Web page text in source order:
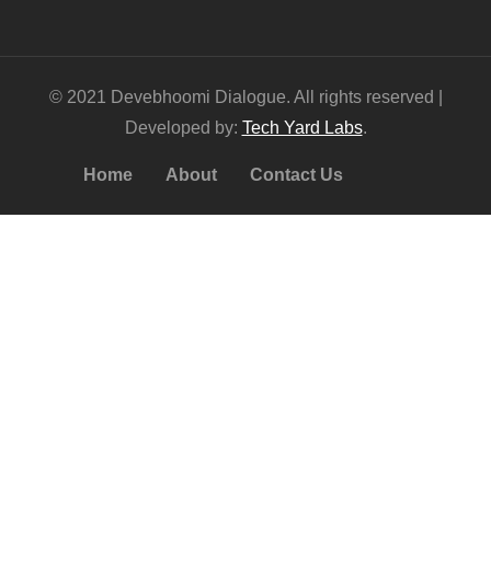
© 2021 Devebhoomi Dialogue. All rights reserved |
Developed by: Tech Yard Labs.
Home About Contact Us